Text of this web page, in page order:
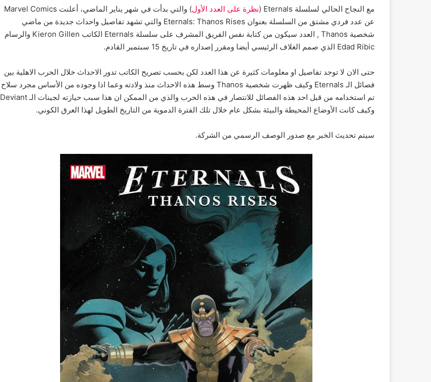
مع النجاح الحالي لسلسلة Eternals ( نظرة على العدد الأول
) والتي بدأت في شهر يناير الماضي، أعلنت Marvel Comics
عن عدد فردي مشتق من السلسلة بعنوان Eternals: Thanos Rises والتي تشهد تفاصيل واحداث جديدة من ماضي
شخصية Thanos , العدد سيكون من كتابة نفس الفريق المشرف على سلسلة Eternals الكاتب Kieron Gillen والرسام
Edad Ribic الذي صمم الغلاف الرئيسي أيضا ومقرر إصداره في تاريخ 15 سبتمبر القادم.
حتى الان لا توجد تفاصيل او معلومات كثيرة عن هذا العدد لكن بحسب تصريح الكاتب تدور الاحداث خلال الحرب الاهلية بين
فصائل الـ Eternals وكيف ظهرت شخصية Thanos وسط هذه الاحداث منذ ولادته وعما اذا وجوده من الأساس مجرد سلاح
تم استخدامه من قبل احد هذه الفصائل للانتصار في هذه الحرب والذي من الممكن ان هذا سبب حيازته لجينات الـ Deviant
وكيف كانت الأوضاع المحيطة والبيئة بشكل عام خلال تلك الفترة الدموية من التاريخ الطويل لهذا العرق الكوني.
سيتم تحديث الخبر مع صدور الوصف الرسمي من الشركة.